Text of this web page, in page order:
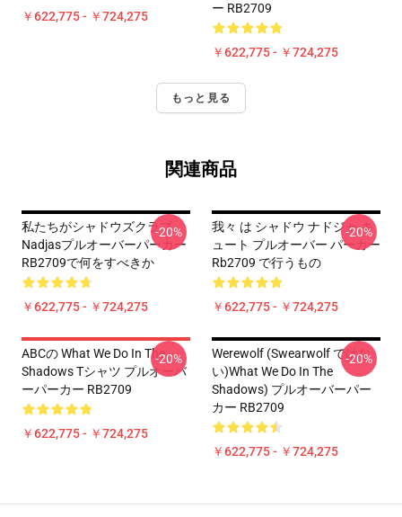
￥622,775 - ￥724,275
ー RB2709
￥622,775 - ￥724,275
もっと見る
関連商品
私たちがシャドウズクラブ
Nadjasプルオーバーパーカー
RB2709で何をすべきか
￥622,775 - ￥724,275
-20%
我々 は シャドウ ナドジャ キ
ュート プルオーバー パーカー
Rb2709 で行うもの
￥622,775 - ￥724,275
-20%
ABCの What We Do In The
Shadows Tシャツ プルオーバ
ーパーカー RB2709
￥622,775 - ￥724,275
-20%
Werewolf (swearwolf ではな
い)What We Do In The
Shadows) プルオーバーパー
カー RB2709
￥622,775 - ￥724,275
-20%